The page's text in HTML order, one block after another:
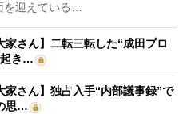
を迎えている…
家さん】二転三転した“成田プロ
起き…
家さん】独占入手“内部議事録”で
思…